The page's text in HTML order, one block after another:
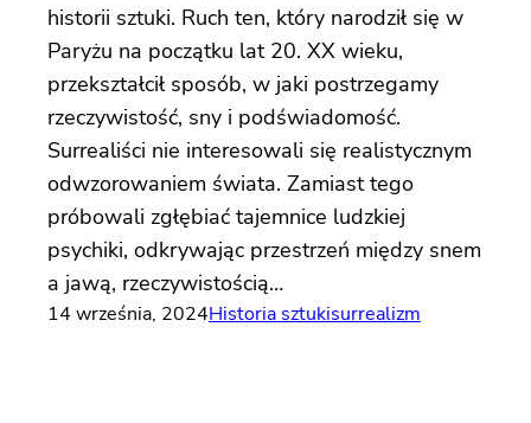
historii sztuki. Ruch ten, który narodził się w
Paryżu na początku lat 20. XX wieku,
przekształcił sposób, w jaki postrzegamy
rzeczywistość, sny i podświadomość.
Surrealiści nie interesowali się realistycznym
odwzorowaniem świata. Zamiast tego
próbowali zgłębiać tajemnice ludzkiej
psychiki, odkrywając przestrzeń między snem
a jawą, rzeczywistością…
14 września, 2024Historia sztukisurrealizm